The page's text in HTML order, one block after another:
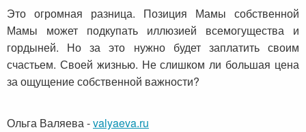
Это огромная разница. Позиция Мамы собственной
Мамы может подкупать иллюзией всемогущества и
гордыней. Но за это нужно будет заплатить своим
счастьем. Своей жизнью. Не слишком ли большая цена
за ощущение собственной важности?
Ольга Валяева-valyaeva.ru